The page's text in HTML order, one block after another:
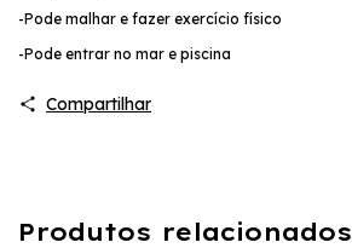
-Pode malhar e fazer exercício físico
-Pode entrar no mar e piscina
Compartilhar
Produtos relacionados